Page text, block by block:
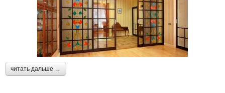
читать дальше →